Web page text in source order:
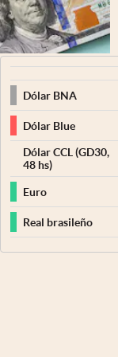
Dólar BNA
Dólar Blue
Dólar CCL (GD30,
48 hs)
Euro
Real brasileño